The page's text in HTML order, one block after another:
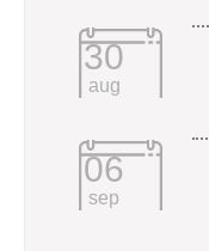
30
aug
06
sep